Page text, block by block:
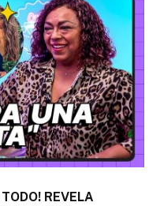
REVELA